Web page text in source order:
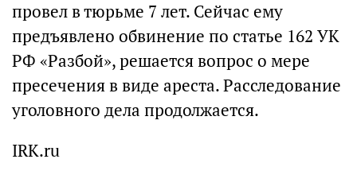
провел в тюрьме 7 лет. Сейчас ему
предъявлено обвинение по статье 162 УК
РФ «Разбой», решается вопрос о мере
пресечения в виде ареста. Расследование
уголовного дела продолжается.
IRK.ru